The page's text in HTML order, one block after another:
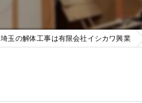
埼玉の解体工事は有限会社イシカワ興業